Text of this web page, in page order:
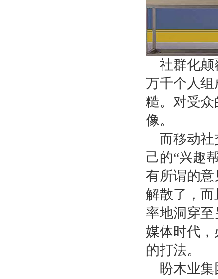
社群化颠
万千个人组
糙。对受
像。
而移动社
己的“兴趣
有所谓的
解散了，
率地洞穿
媒体时代
的打法。
盼木业